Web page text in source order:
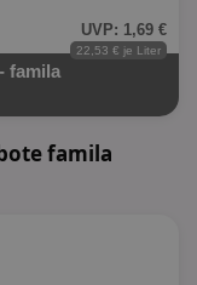
UVP: 1,69 €
22,53 € je Liter
famila
famila